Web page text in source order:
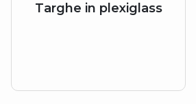
Targhe in plexiglass